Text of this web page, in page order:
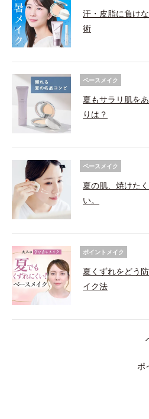
汗・皮脂に負け
術
ベースメイク
夏もサラリ肌を
りは？
ベースメイク
夏の肌、焼けた
い。
ポイントメイク
夏くずれをどう
イク法
ポ